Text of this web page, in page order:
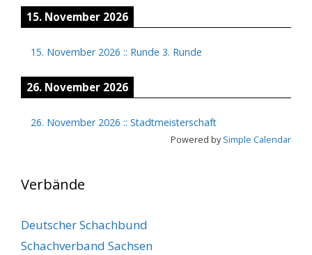
15. November 2026
15. November 2026 :: Runde 3. Runde
26. November 2026
26. November 2026 :: Stadtmeisterschaft
Powered bySimple Calendar
Verbände
Deutscher Schachbund
Schachverband Sachsen